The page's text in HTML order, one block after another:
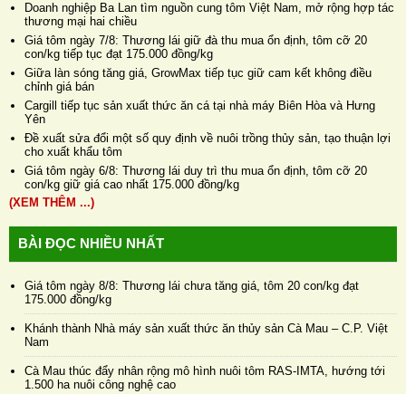
Doanh nghiệp Ba Lan tìm nguồn cung tôm Việt Nam, mở rộng hợp tác
thương mại hai chiều
Giá tôm ngày 7/8: Thương lái giữ đà thu mua ổn định, tôm cỡ 20
con/kg tiếp tục đạt 175.000 đồng/kg
Giữa làn sóng tăng giá, GrowMax tiếp tục giữ cam kết không điều
chỉnh giá bán
Cargill tiếp tục sản xuất thức ăn cá tại nhà máy Biên Hòa và Hưng
Yên
Đề xuất sửa đổi một số quy định về nuôi trồng thủy sản, tạo thuận lợi
cho xuất khẩu tôm
Giá tôm ngày 6/8: Thương lái duy trì thu mua ổn định, tôm cỡ 20
con/kg giữ giá cao nhất 175.000 đồng/kg
(XEM THÊM ...)
BÀI ĐỌC NHIỀU NHẤT
Giá tôm ngày 8/8: Thương lái chưa tăng giá, tôm 20 con/kg đạt
175.000 đồng/kg
Khánh thành Nhà máy sản xuất thức ăn thủy sản Cà Mau – C.P. Việt
Nam
Cà Mau thúc đẩy nhân rộng mô hình nuôi tôm RAS-IMTA, hướng tới
1.500 ha nuôi công nghệ cao